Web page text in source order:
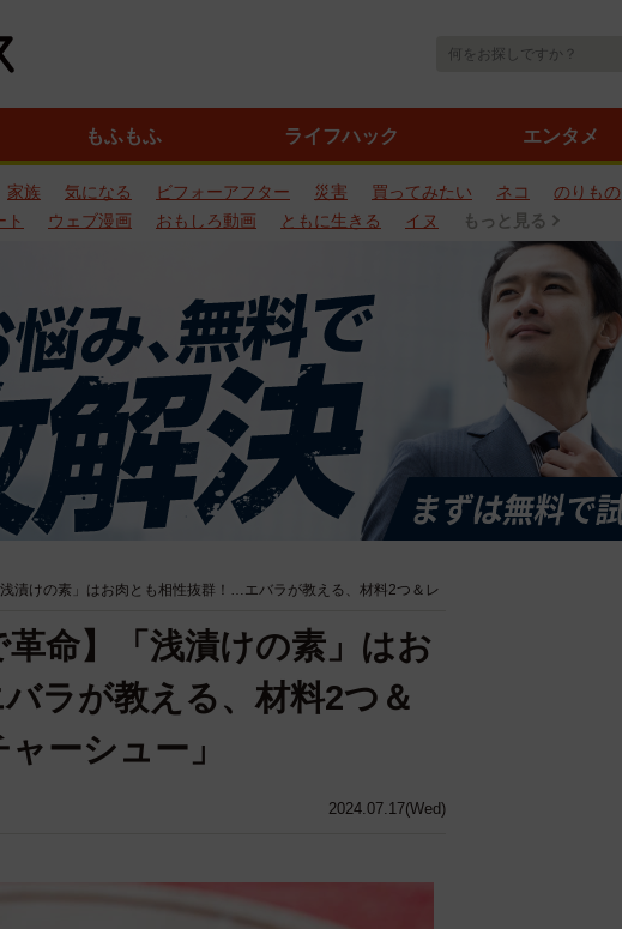
もふもふ ライフハック エンタメ
家族 気になる ビフォーアフター 災害 買ってみたい ネコ のりもの
ト ウェブ漫画 おもしろ動画 ともに生きる イヌ もっと見る
浅漬けの素」はお肉とも相性抜群！…エバラが教える、材料2つ＆レ
2024.07.17(Wed)
革命】「浅漬けの素」はお
ラが教える、材料2つ＆
ーシュー」